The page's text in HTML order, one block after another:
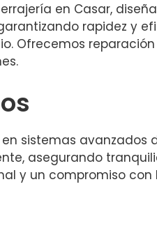
en Casar,
rapidez y
Ofrecemos
sistemas
asegurando
y un compromiso con